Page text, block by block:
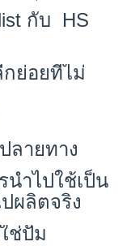
กับ HS
ย่อยที่ไม่
ลายทาง
นำไปใช้เป็น
ผลิตจริง
ช่ปั้ม